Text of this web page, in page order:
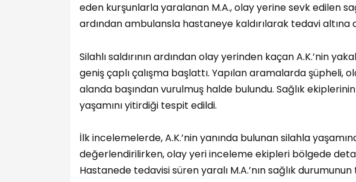
eden kurşunlarla yaralanan M.A., olay yerine sevk edilen
ardından ambulansla hastaneye kaldırılarak tedavi altına
Silahlı saldırının ardından olay yerinden kaçan A.K.’nin
geniş çaplı çalışma başlattı. Yapılan aramalarda şüpheli,
alanda başından vurulmuş halde bulundu. Sağlık
yaşamını yitirdiği tespit edildi.
İlk incelemelerde, A.K.’nin yanında bulunan silahla
değerlendirilirken, olay yeri inceleme ekipleri bölgede
Hastanede tedavisi süren yaralı M.A.’nın sağlık